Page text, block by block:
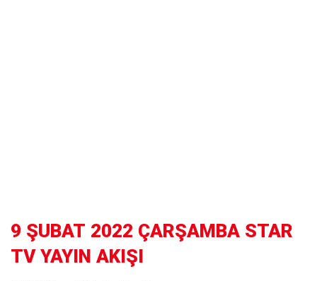
9 ŞUBAT 2022 ÇARŞAMBA STAR
TV YAYIN AKIŞI